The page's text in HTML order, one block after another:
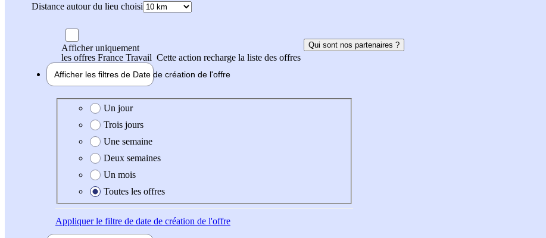
Distance autour du lieu choisi
Afficher uniquement
les offres France Travail Cette action recharge la liste des offres
Qui sont nos partenaires ?
Afficher les filtres de Date de création de l'offre
Date de création de l'offre
Un jour
Trois jours
Une semaine
Deux semaines
Un mois
Toutes les offres
Appliquerle filtre de date de création de l'offre